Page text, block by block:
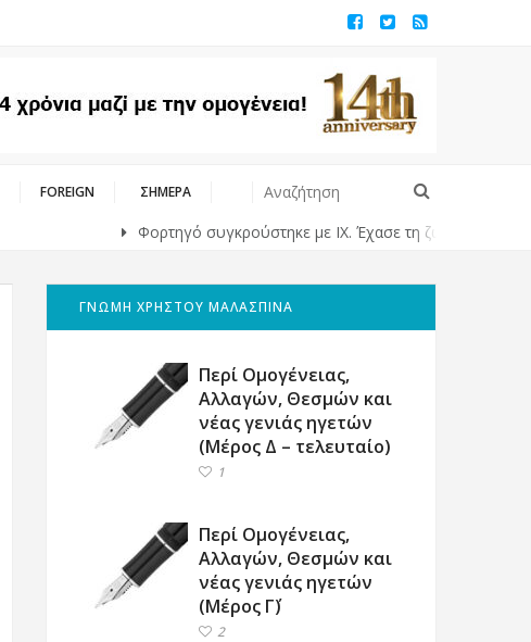
FOREIGN ΣΗΜΕΡΑ
Φορτηγό συγκρούστηκε με ΙΧ. Έχασε τη ζωή της μια 43χρονη
ΓΝΩΜΗ ΧΡΗΣΤΟΥ ΜΑΛΑΣΠΙΝΑ
Περί Ομογένειας,
Αλλαγών, Θεσμών και
νέας γενιάς ηγετών
(Μέρος Δ – τελευταίο)
1
Περί Ομογένειας,
Αλλαγών, Θεσμών και
νέας γενιάς ηγετών
(Μέρος Γ΄)
2